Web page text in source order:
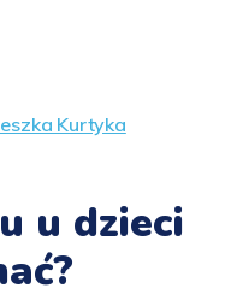
Kurtyka
u dzieci